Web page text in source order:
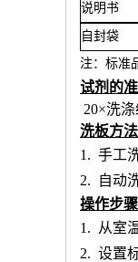
说明书
自封袋
注：标准
试剂的
20×洗
洗板方法
1. 手工
2.
自动
操作步骤
1.
从室
2. 设置